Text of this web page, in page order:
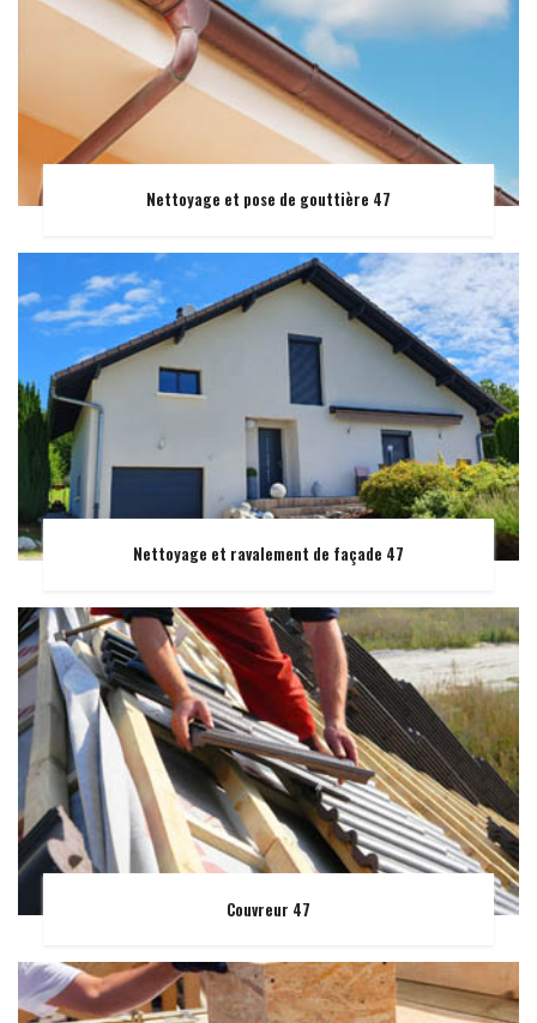
Nettoyage et pose de gouttière 47
Nettoyage et ravalement de façade 47
Couvreur 47